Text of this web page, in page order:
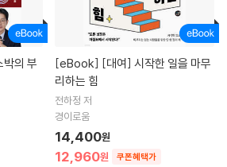
[eBook]
리하는 힘
전하정 저
경이로움
12,960원 쿠폰혜택가
14,400원